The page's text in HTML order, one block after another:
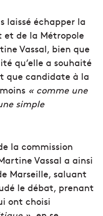
laissé échapper la
de la Métropole
Vassal, bien que
qu’elle a souhaité
que candidate à la
« comme une
simple
la commission
Vassal a ainsi
Marseille, saluant
le débat, prenant
ont choisi